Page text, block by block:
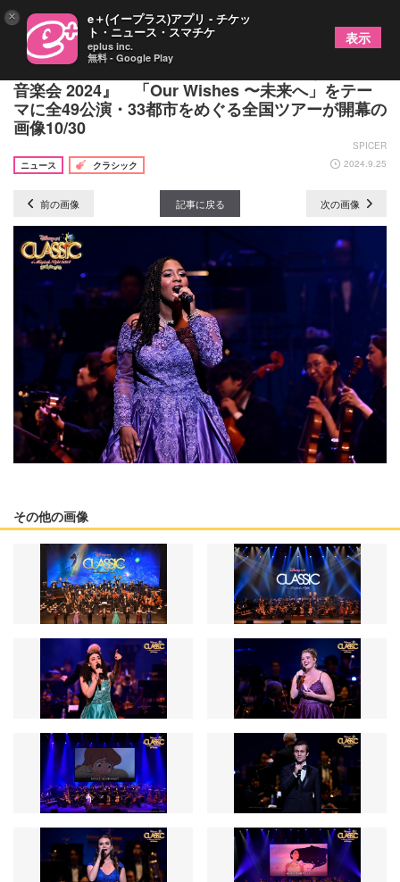
『ディズニー・オン・クラシック ～まほうの夜の
音楽会 2024』 「Our Wishes 〜未来へ」をテー
マに全49公演・33都市をめぐる全国ツアーが開幕の
画像10/30
SPICER
ニュース
クラシック 2024.9.25
前の画像 記事に戻る 次の画像
その他の画像
× e＋(イープラス)アプリ - チケッ
ト・ニュース・スマチケ
eplus inc.
無料 - Google Play
表示